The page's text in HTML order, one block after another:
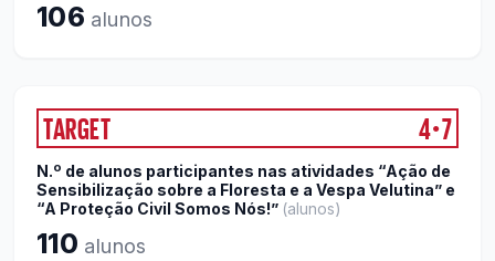
106 alunos
TARGET 4●7
N.º de alunos participantes nas atividades “Ação de
Sensibilização sobre a Floresta e a Vespa Velutina” e
“A Proteção Civil Somos Nós!” (alunos)
110 alunos